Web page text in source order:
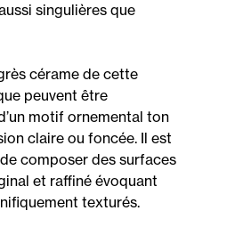
singulières que
cérame de cette
peuvent être
motif ornemental ton
claire ou foncée. Il est
composer des surfaces
et raffiné évoquant
texturés.